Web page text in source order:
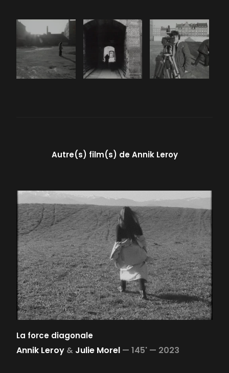
Autre(s) film(s) deAnnik Leroy
La force diagonale
Annik Leroy & Julie Morel — 145' — 2023